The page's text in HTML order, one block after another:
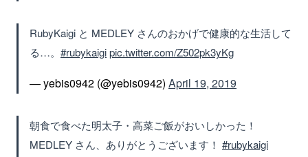
RubyKaigi と MEDLEY さんのおかげで健康的な生活して
る…。 #rubykaigipic.twitter.com/Z502pk3yKg
— yebis0942 (@yebis0942) April 19, 2019
朝食で食べた明太子・高菜ご飯がおいしかった！
MEDLEY さん、ありがとうございます！ #rubykaigi